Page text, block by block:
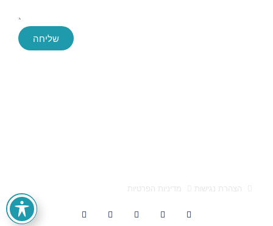
שליחה
הצהרת נגישות מדיניות הפרטיות